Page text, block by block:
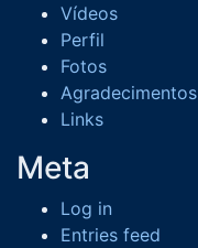
Vídeos
Perfil
Fotos
Agradecimentos
Links
Meta
Log in
Entries feed